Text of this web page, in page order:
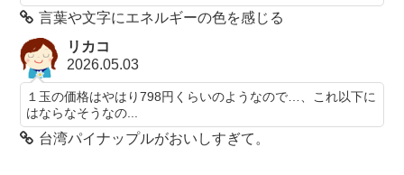
言葉や文字にエネルギーの色を感じる
リカコ
2026.05.03
１玉の価格はやはり798円くらいのようなので…、これ以下に
はならなそうなの...
台湾パイナップルがおいしすぎて。